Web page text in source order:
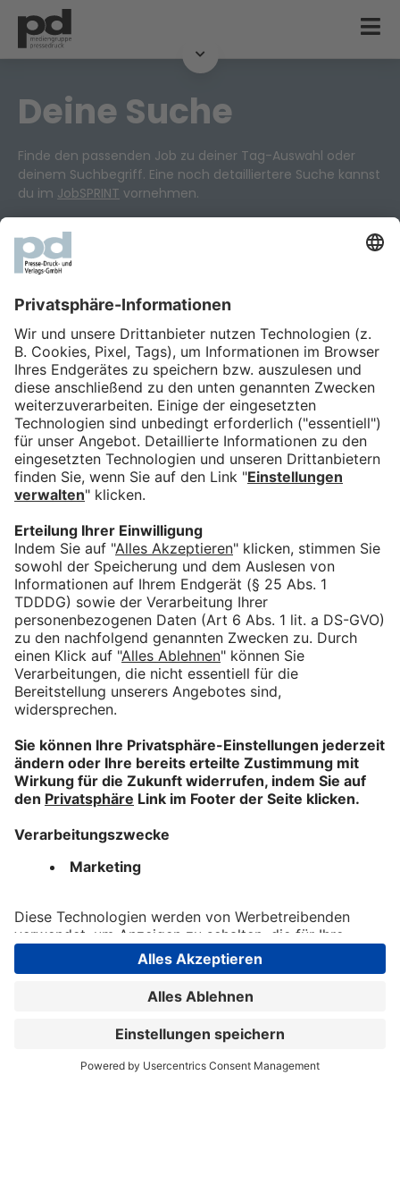
Deine Suche
Finde den passenden Job zu deiner Tag-Auswahl oder
deinem Suchbegriff. Eine noch detailliertere Suche kannst
du im JobSPRINT vornehmen.
Zum JobSPRINT
Suchergebnisse für: Dialog-
Factory
Dialog-Factory
Werkstudent (m/w/d) Recruiting
Augsburg, Bayern, Deutschland
Call Center Agent (m/w/d) in
Vollzeit/Teilzeit im telefonischen
Kundenservice Energie
Augsburg, Bayern, Deutschland
Dialog-Factory
Dialog-Factory